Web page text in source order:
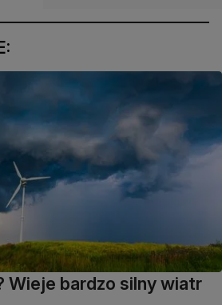
Wieje bardzo silny wiatr